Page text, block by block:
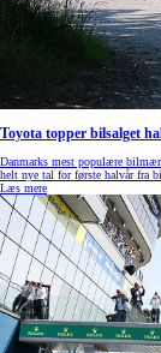
Toyota topper bilsalget
Danmarks mest populære
helt nye tal for første halvår fra
Læs mere